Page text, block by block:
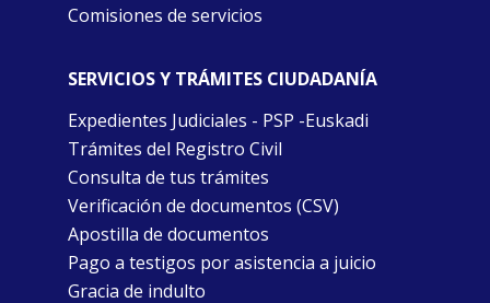
Comisiones de servicios
SERVICIOS Y TRÁMITES CIUDADANÍA
Expedientes Judiciales - PSP -Euskadi
Trámites del Registro Civil
Consulta de tus trámites
Verificación de documentos (CSV)
Apostilla de documentos
Pago a testigos por asistencia a juicio
Gracia de indulto